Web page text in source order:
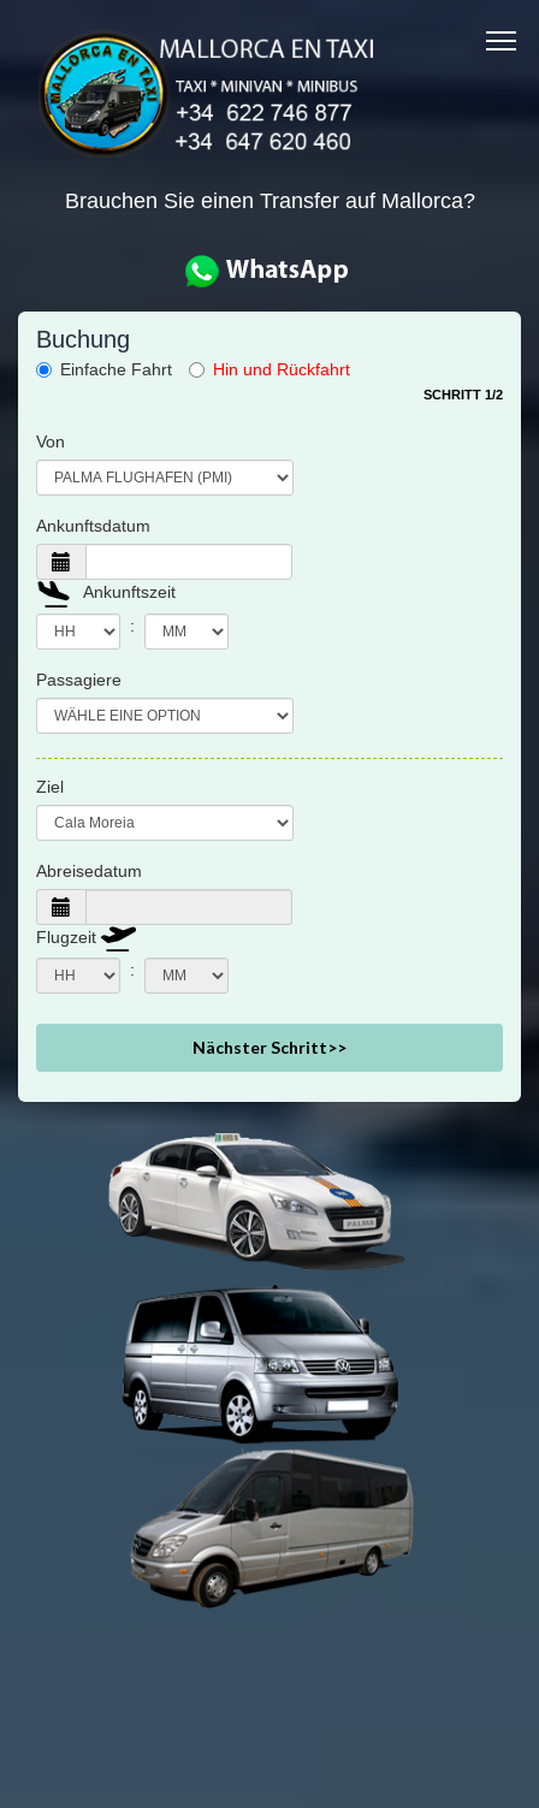
Brauchen Sie einen Transfer auf Mallorca?
Buchung
Einfache Fahrt Hin und Rückfahrt
SCHRITT 1/2
Von
Ankunftsdatum
Ankunftszeit
:
Passagiere
Ziel
Abreisedatum
Flugzeit
:
Nächster Schritt>>